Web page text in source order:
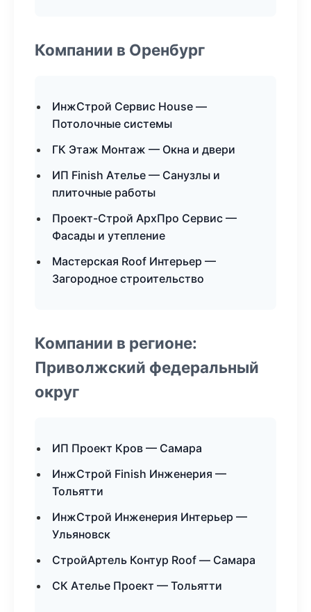
Компании в Оренбург
ИнжСтрой Сервис House —
Потолочные системы
ГК Этаж Монтаж — Окна и двери
ИП Finish Ателье — Санузлы и
плиточные работы
Проект-Строй АрхПро Сервис —
Фасады и утепление
Мастерская Roof Интерьер —
Загородное строительство
Компании в регионе:
Приволжский федеральный
округ
ИП Проект Кров — Самара
ИнжСтрой Finish Инженерия —
Тольятти
ИнжСтрой Инженерия Интерьер —
Ульяновск
СтройАртель Контур Roof — Самара
СК Ателье Проект — Тольятти